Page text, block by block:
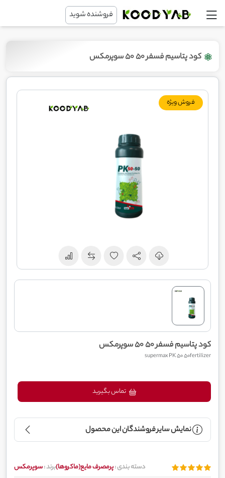
فروشنده شوید
کود پتاسیم فسفر 50 50 سوپرمکس
فروش ویژه
کود پتاسیم فسفر 50 50 سوپرمکس
supermax PK 50 50fertilizer
نمایش سایر فروشندگان این محصول
دسته بندی :پرمصرف مایع(ماکروها)برند :سوپرمکس